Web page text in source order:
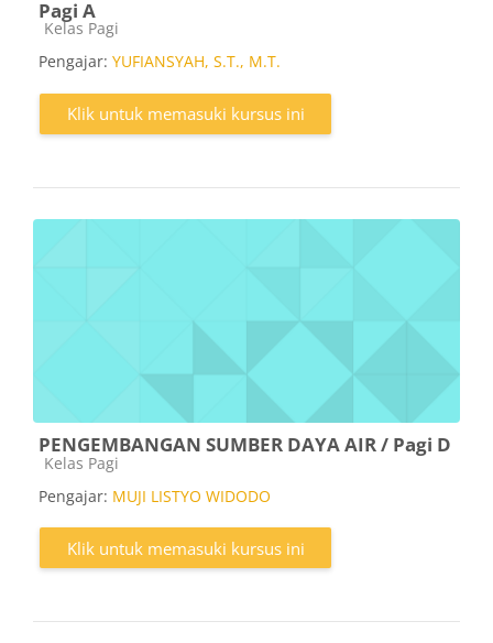
Pagi A
Kategori kursus
Kelas Pagi
Pengajar: YUFIANSYAH, S.T., M.T.
Klik untuk memasuki kursus ini
PENGEMBANGAN SUMBER DAYA AIR / Pagi D
Kategori kursus
Kelas Pagi
Pengajar: MUJI LISTYO WIDODO
Klik untuk memasuki kursus ini